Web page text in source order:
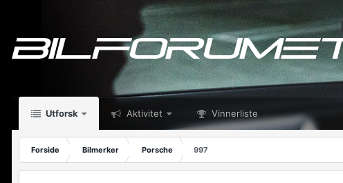
Utforsk Aktivitet Vinnerliste
Forside Bilmerker Porsche
997